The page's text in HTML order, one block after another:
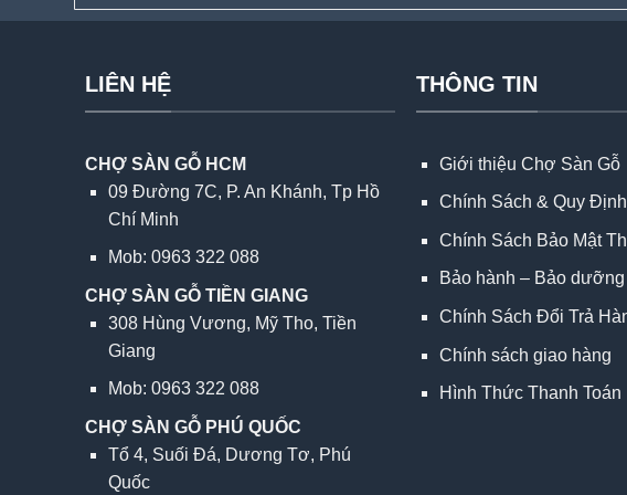
LIÊN HỆ
CHỢ SÀN GỖ HCM
09 Đường 7C, P. An Khánh, Tp Hồ
Chí Minh
Mob: 0963 322 088
CHỢ SÀN GỖ TIỀN GIANG
308 Hùng Vương, Mỹ Tho, Tiền
Giang
Mob: 0963 322 088
CHỢ SÀN GỖ PHÚ QUỐC
Tổ 4, Suối Đá, Dương Tơ, Phú
Quốc
THÔNG TIN
Giới thiệu Chợ Sàn Gỗ
Chính Sách & Quy Định
Chính Sách Bảo Mật
Bảo hành – Bảo dưỡng
Chính Sách Đổi Trả
Chính sách giao hàng
Hình Thức Thanh Toán